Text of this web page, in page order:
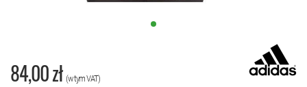
84,00 zł (w tym VAT)